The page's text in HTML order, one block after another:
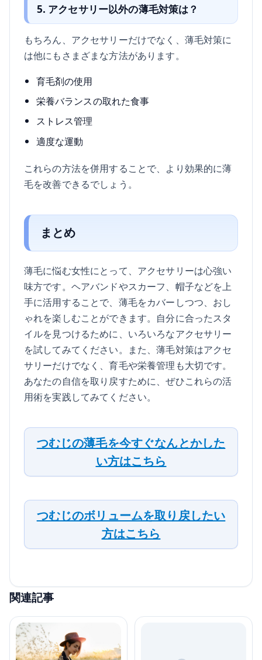
5. アクセサリー以外の薄毛対策は？
もちろん、アクセサリーだけでなく、薄毛対策に
は他にもさまざまな方法があります。
育毛剤の使用
栄養バランスの取れた食事
ストレス管理
適度な運動
これらの方法を併用することで、より効果的に薄
毛を改善できるでしょう。
まとめ
薄毛に悩む女性にとって、アクセサリーは心強い
味方です。ヘアバンドやスカーフ、帽子などを上
手に活用することで、薄毛をカバーしつつ、おし
ゃれを楽しむことができます。自分に合ったスタ
イルを見つけるために、いろいろなアクセサリー
を試してみてください。また、薄毛対策はアクセ
サリーだけでなく、育毛や栄養管理も大切です。
あなたの自信を取り戻すために、ぜひこれらの活
用術を実践してみてください。
つむじの薄毛を今すぐなんとかした
い方はこちら
つむじのボリュームを取り戻したい
方はこちら
関連記事